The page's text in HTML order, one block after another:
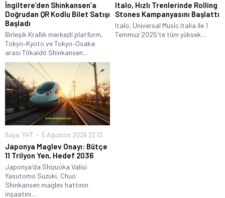
İngiltere’den Shinkansen’a
Doğrudan QR Kodlu Bilet Satışı
Başladı
Birleşik Krallık merkezli platform,
Tokyo–Kyoto ve Tokyo–Osaka
arası Tōkaidō Shinkansen...
Italo, Hızlı Trenlerinde Rolling
Stones Kampanyasını Başlattı
Italo, Universal Music Italia ile 1
Temmuz 2025'te tüm yüksek...
Asya, YHT 5 Ağustos 2026 22:13
Japonya Maglev Onayı: Bütçe
11 Trilyon Yen, Hedef 2036
Japonya'da Shizuoka Valisi
Yasutomo Suzuki, Chuo
Shinkansen maglev hattının
inşaatını...